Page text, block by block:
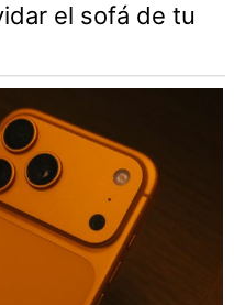
el sofá de tu